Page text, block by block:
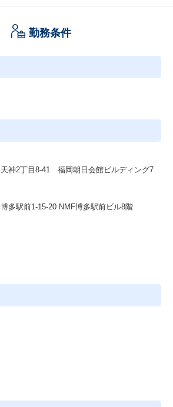
勤務条件
神2丁目8-41 福岡朝日会館ビルディング7
多駅前1-15-20 NMF博多駅前ビル8階